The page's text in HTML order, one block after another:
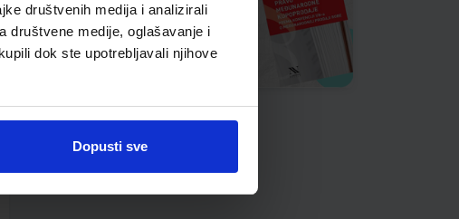
društvenih medija i analizirali
društvene medije, oglašavanje i
dok ste upotrebljavali njihove
Dopusti sve